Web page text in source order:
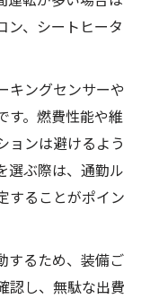
ン、シートヒータ
キングセンサーや
す。燃費性能や維
ョンは避けるよう
選ぶ際は、通勤ル
することがポイン
するため、装備ご
認し、無駄な出費